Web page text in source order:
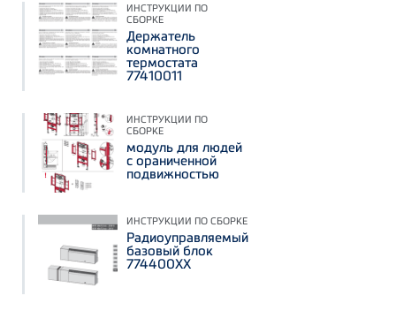
ИНСТРУКЦИИ ПО
СБОРКЕ
Держатель
комнатного
термостата
77410011
ИНСТРУКЦИИ ПО
СБОРКЕ
модуль для людей
с ораниченной
подвижностью
ИНСТРУКЦИИ ПО СБОРКЕ
Радиоуправляемый
базовый блок
774400ХХ